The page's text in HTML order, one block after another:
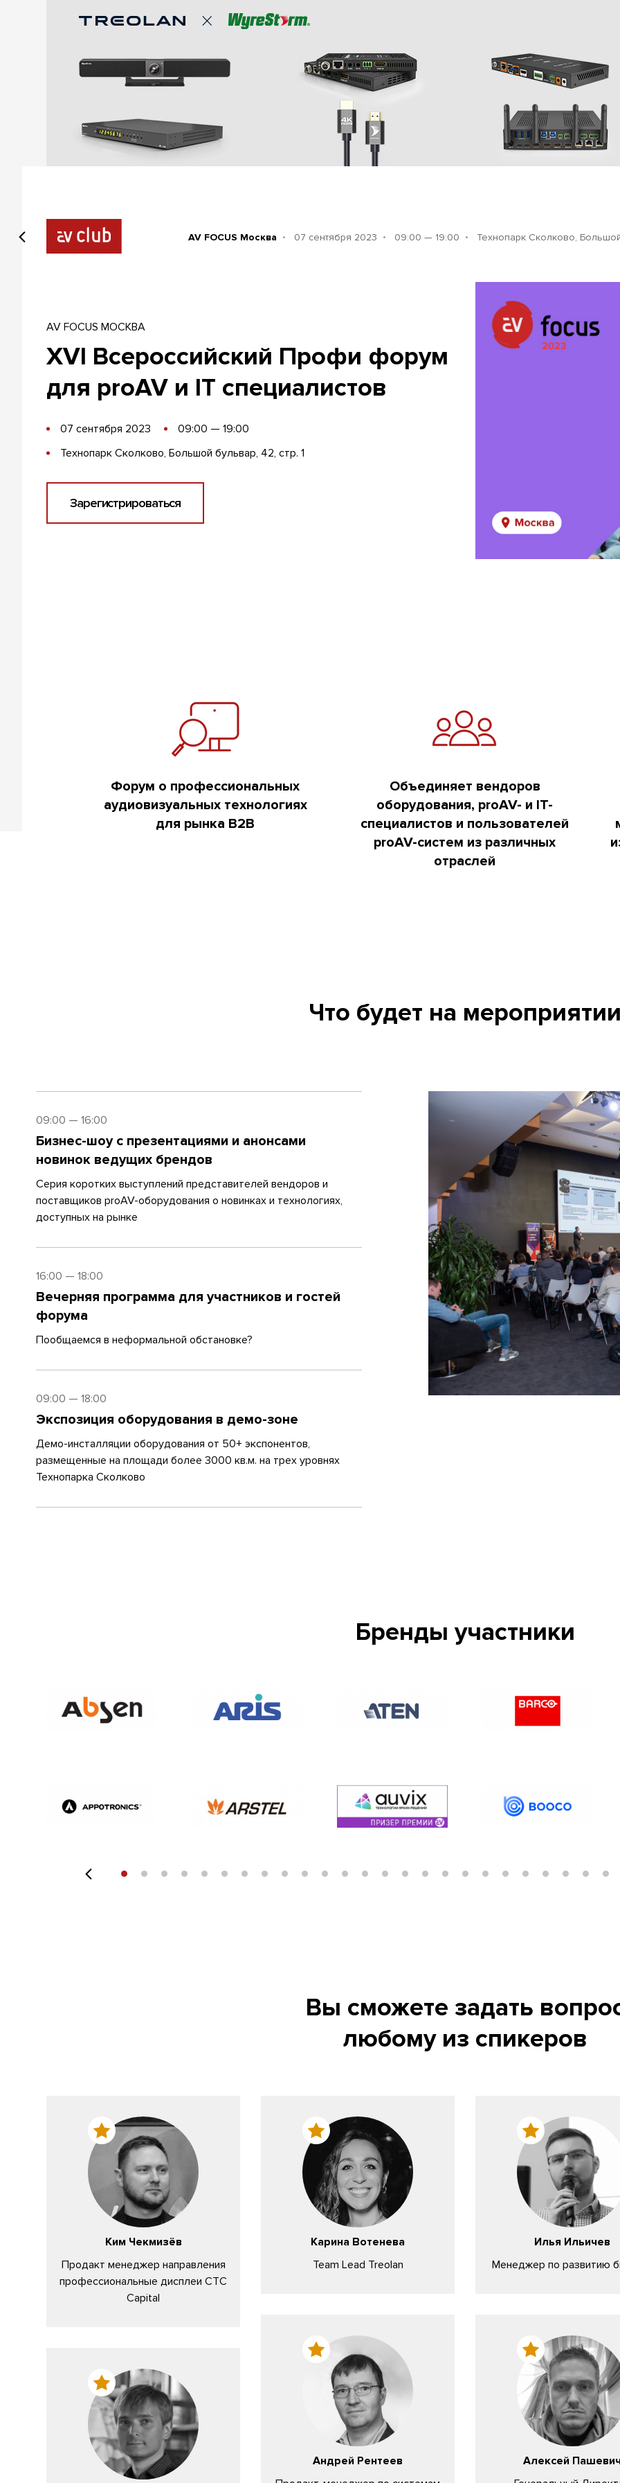
AV FOCUS Москва 07 сентября 2023 09:00 — 19:00 Технопарк Сколково, Большой бульвар, 42,
AV FOCUS МОСКВА
XVI Всероссийский Профи форум
для proAV и IT специалистов
07 сентября 2023
09:00 — 19:00
Технопарк Сколково, Большой бульвар, 42, стр. 1
Зарегистрироваться
Форум о профессиональных
аудиовизуальных технологиях
для рынка B2B
Объединяет вендоров
оборудования, proAV- и IT-
специалистов и пользователей
proAV-систем из различных
отраслей
Что будет на
09:00 — 16:00
Бизнес-шоу с презентациями и анонсами
новинок ведущих брендов
Серия коротких выступлений представителей вендоров и
поставщиков proAV-оборудования о новинках и технологиях,
доступных на рынке
16:00 — 18:00
Вечерняя программа для участников и гостей
форума
Пообщаемся в неформальной обстановке?
09:00 — 18:00
Экспозиция оборудования в демо-зоне
Демо-инсталляции оборудования от 50+ экспонентов,
размещенные на площади более 3000 кв.м. на трех уровнях
Технопарка Сколково
Бренды участники
Вы сможете задать
любому из спикеров
Ким Чекмизёв
Продакт менеджер направления
профессиональные дисплеи CTC
Capital
Карина Вотенева
Team Lead Treolan
Андрей Рентеев
Илья Ильичев
Менеджер по развитию
Алексей